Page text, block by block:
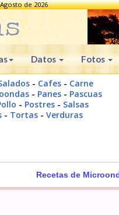
de 2026
Datos Fotos
- Cafes - Carne
- Panes - Pascuas
- Postres- Salsas
- Tortas - Verduras
Recetas de